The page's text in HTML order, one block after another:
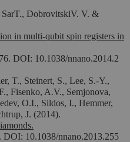
DobrovitskiV. V. &
in multi-qubit spin registers in
DOI: 10.1038/nnano.2014.2
T., Steinert, S., Lee, S.-Y.,
Fisenko, A.V., Semjonova,
O.I., Sildos, I., Hemmer,
J. (2014).
DOI: 10.1038/nnano.2013.255